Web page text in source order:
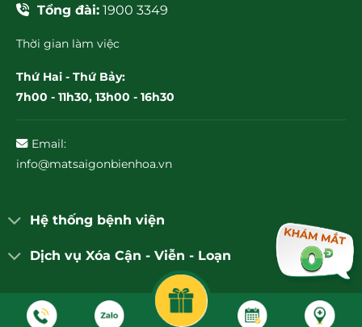
Tổng đài: 1900 3349
Thời gian làm việc
Thứ Hai - Thứ Bảy:
7h00 - 11h30, 13h00 - 16h30
Email:
info@matsaigonbienhoa.vn
Hệ thống bệnh viện
Dịch vụ Xóa Cận - Viễn - Loạn
© Bệnh viện Mắt Sài Gòn Biên Hòa 2026. All Rights